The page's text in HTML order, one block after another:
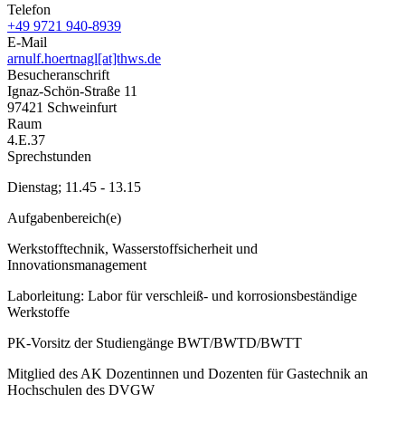
Telefon
+49 9721 940-8939
E-Mail
arnulf.hoertnagl[at]thws.de
Besucheranschrift
Ignaz-Schön-Straße 11
97421 Schweinfurt
Raum
4.E.37
Sprechstunden
Dienstag; 11.45 - 13.15
Aufgabenbereich(e)
Werkstofftechnik, Wasserstoffsicherheit und
Innovationsmanagement
Laborleitung: Labor für verschleiß- und korrosionsbeständige
Werkstoffe
PK-Vorsitz der Studiengänge BWT/BWTD/BWTT
Mitglied des AK Dozentinnen und Dozenten für Gastechnik an
Hochschulen des DVGW